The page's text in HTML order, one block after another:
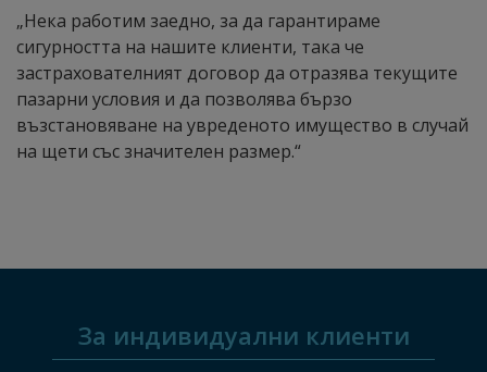
„Нека работим заедно, за да гарантираме
сигурността на нашите клиенти, така че
застрахователният договор да отразява текущите
пазарни условия и да позволява бързо
възстановяване на увреденото имущество в случай
на щети със значителен размер.“
За индивидуални клиенти